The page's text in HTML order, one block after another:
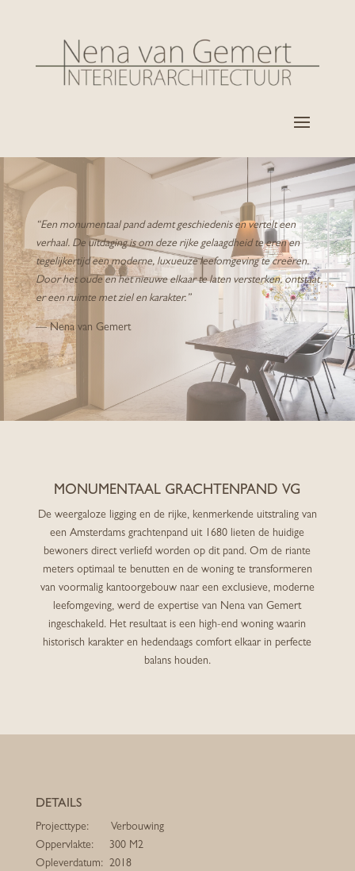
“Een monumentaal pand ademt geschiedenis en vertelt een
verhaal. De uitdaging is om deze rijke gelaagdheid te eren en
tegelijkertijd een moderne, luxueuze leefomgeving te creëren.
Door het oude en het nieuwe elkaar te laten versterken, ontstaat
er een ruimte met ziel en karakter.”
— Nena van Gemert
MONUMENTAAL GRACHTENPAND VG
De weergaloze ligging en de rijke, kenmerkende uitstraling van
een Amsterdams grachtenpand uit 1680 lieten de huidige
bewoners direct verliefd worden op dit pand. Om de riante
meters optimaal te benutten en de woning te transformeren
van voormalig kantoorgebouw naar een exclusieve, moderne
leefomgeving, werd de expertise van Nena van Gemert
ingeschakeld. Het resultaat is een high-end woning waarin
historisch karakter en hedendaags comfort elkaar in perfecte
balans houden.
DETAILS
Projecttype: Verbouwing
Oppervlakte: 300 M2
Opleverdatum: 2018